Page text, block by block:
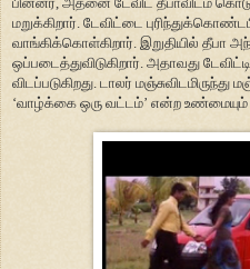
மறுக்கிறார். டேவிட்டை
வாங்கிக்கொள்கிறார். இறுதியில் தீபா
ஒப்படைத்துவிடுகிறார். அதாவது
விடப்படுகிறது. டாலர்
‘வாழ்க்கை ஒரு வட்டம்’ என்ற உண்மையும்